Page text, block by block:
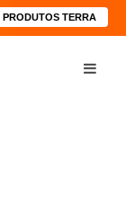
PRODUTOS TERRA